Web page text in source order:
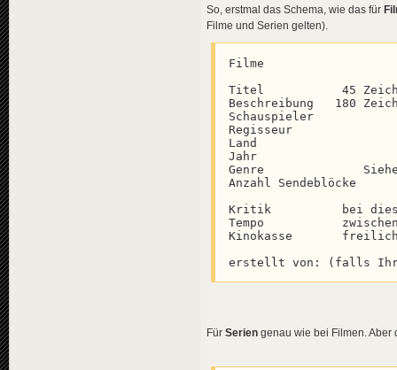
So, erstmal das Schema, wie das für
Filme und Serien gelten).
Filme
Titel           45
Beschreibung   180
Schauspieler
Regisseur
Land
Jahr
Genre              Siehe
Anzahl Sendeblöcke
Kritik          bei diesen
Tempo
Kinokasse       freilich
erstellt von: (falls Ihr
Für Serien genau wie bei Filmen. Aber